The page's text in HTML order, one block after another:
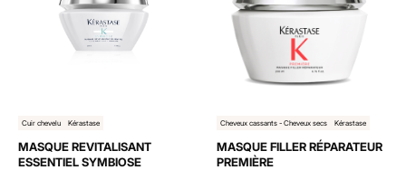
Cuir chevelu Kérastase
MASQUE REVITALISANT
ESSENTIEL SYMBIOSE
Cheveux cassants - Cheveux secs Kérastase
MASQUE FILLER RÉPARATEUR
PREMIÈRE